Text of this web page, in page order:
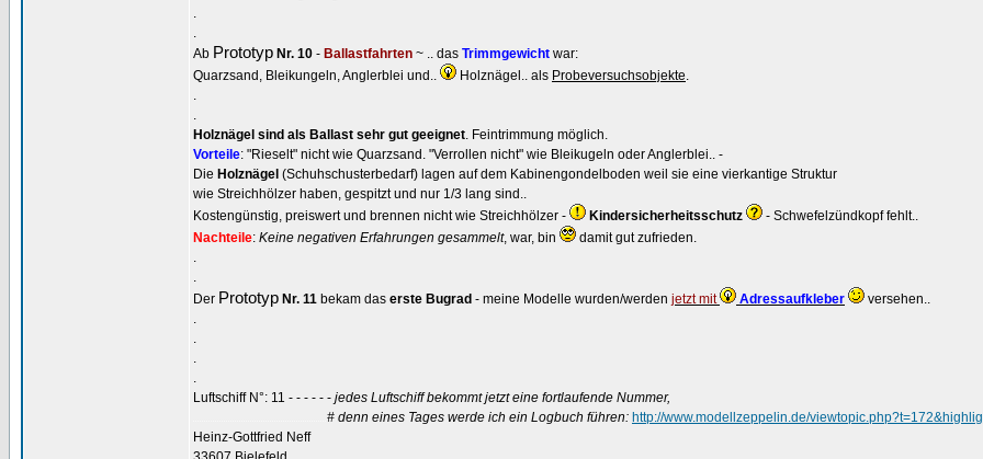
.
.
Ab Prototyp Nr. 10 - Ballastfahrten ~ .. das Trimmgewicht war:
Quarzsand, Bleikungeln, Anglerblei und..
Holznägel.. als Probeversuchsobjekte.
.
.
Holznägel sind als Ballast sehr gut geeignet. Feintrimmung möglich.
Vorteile: "Rieselt" nicht wie Quarzsand. "Verrollen nicht" wie Bleikugeln oder Anglerblei.. -
Die Holznägel (Schuhschusterbedarf) lagen auf dem Kabinengondelboden weil sie eine vierkantige Struktur
wie Streichhölzer haben, gespitzt und nur 1/3 lang sind..
Kostengünstig, preiswert und brennen nicht wie Streichhölzer -
Kindersicherheitsschutz
- Schwefelzündkopf fehlt..
Nachteile: Keine negativen Erfahrungen gesammelt, war, bin
damit gut zufrieden.
.
.
Der Prototyp Nr. 11 bekam das erste Bugrad - meine Modelle wurden/werden jetzt mit Adressaufkleber
versehen..
.
.
.
.
Luftschiff N°: 11 - - - - - - jedes Luftschiff bekommt jetzt eine fortlaufende Nummer,
# denn eines Tages werde ich ein Logbuch führen: http://www.modellzeppelin.de/
Heinz-Gottfried Neff